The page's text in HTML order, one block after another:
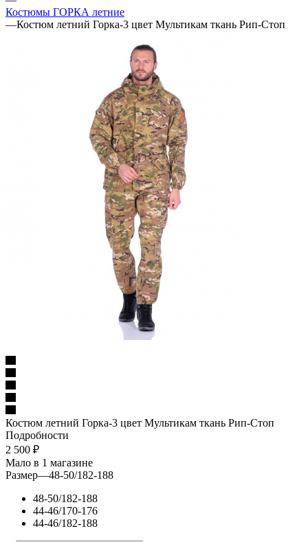
Костюмы ГОРКА летние
—Костюм летний Горка-3 цвет Мультикам ткань Рип-Стоп
Костюм летний Горка-3 цвет Мультикам ткань Рип-Стоп
Подробности
2 500 ₽
Мало в 1 магазине
Размер—48-50/182-188
48-50/182-188
44-46/170-176
44-46/182-188